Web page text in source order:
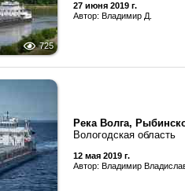
725
27 июня 2019 г.
Автор: Владимир Д.
Река Волга,
Вологодская область
12 мая 2019 г.
Автор: Владимир